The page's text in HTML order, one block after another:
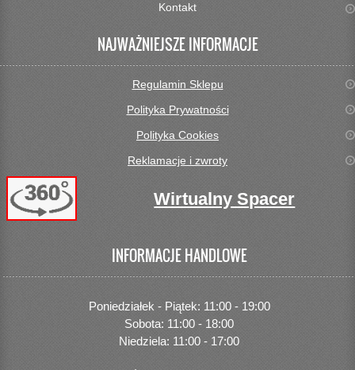
Kontakt
NAJWAŻNIEJSZE INFORMACJE
Regulamin Sklepu
Polityka Prywatności
Polityka Cookies
Reklamacje i zwroty
Wirtualny Spacer
INFORMACJE HANDLOWE
Poniedziałek - Piątek: 11:00 - 19:00
Sobota: 11:00 - 18:00
Niedziela: 11:00 - 17:00